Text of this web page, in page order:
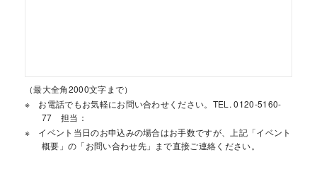
（最大全角2000文字まで）
お電話でもお気軽にお問い合わせください。TEL. 0120-5160-
77 担当：
イベント当日のお申込みの場合はお手数ですが、上記「イベント
概要」の「お問い合わせ先」まで直接ご連絡ください。